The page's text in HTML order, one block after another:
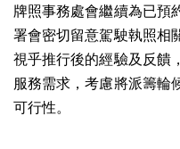
牌照事務處會繼續為已預
署會密切留意駕駛執照相
視乎推行後的經驗及反饋
服務需求，考慮將派籌輪
可行性。